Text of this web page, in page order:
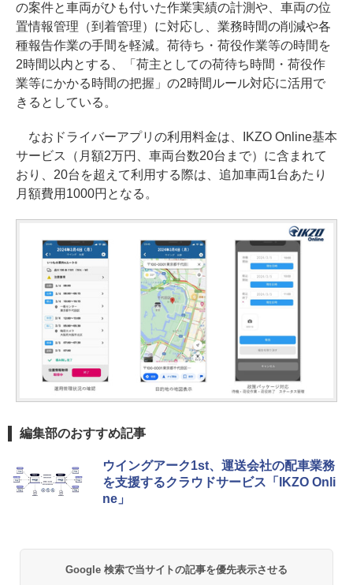
の案件と車両がひも付いた作業実績の計測や、車両の位
置情報管理（到着管理）に対応し、業務時間の削減や各
種報告作業の手間を軽減。荷待ち・荷役作業等の時間を
2時間以内とする、「荷主としての荷待ち時間・荷役作
業等にかかる時間の把握」の2時間ルール対応に活用で
きるとしている。
なおドライバーアプリの利用料金は、IKZO Online基本
サービス（月額2万円、車両台数20台まで）に含まれて
おり、20台を超えて利用する際は、追加車両1台あたり
月額費用1000円となる。
編集部のおすすめ記事
ウイングアーク1st、運送会社の配車業務
を支援するクラウドサービス「IKZO Onli
ne」
Google 検索で当サイトの記事を優先表示させる